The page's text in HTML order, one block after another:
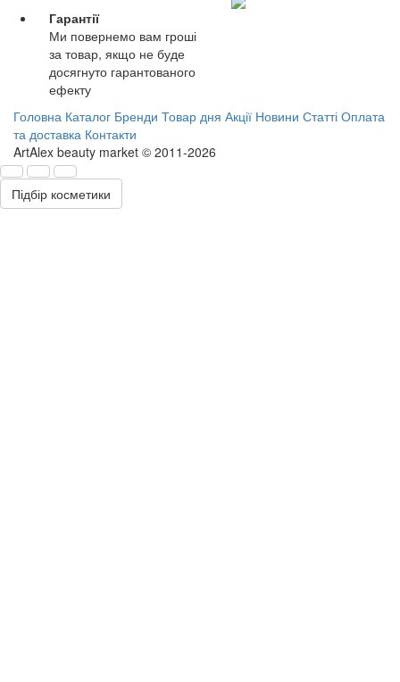
Гарантії
Ми повернемо вам гроші
за товар, якщо не буде
досягнуто гарантованого
ефекту
Головна Каталог Бренди Товар дня Акції Новини Статті Оплата
та доставка Контакти
ArtAlex beauty market © 2011-2026
Підбір косметики